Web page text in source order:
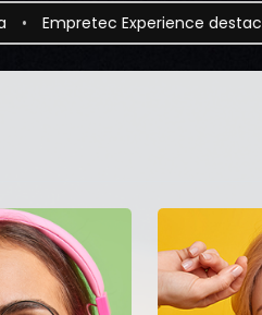
Experience destaca